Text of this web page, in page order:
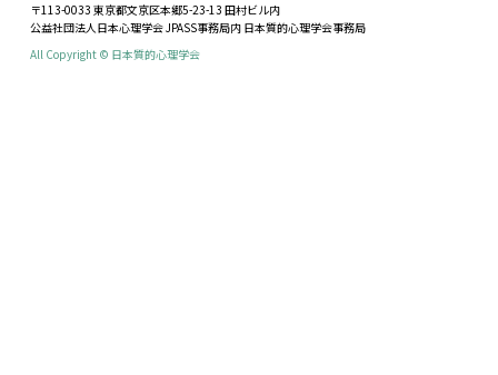
〒113-0033 東京都文京区本郷5-23-13 田村ビル内
公益社団法人日本心理学会 JPASS事務局内 日本質的心理学会事務局
All Copyright © 日本質的心理学会